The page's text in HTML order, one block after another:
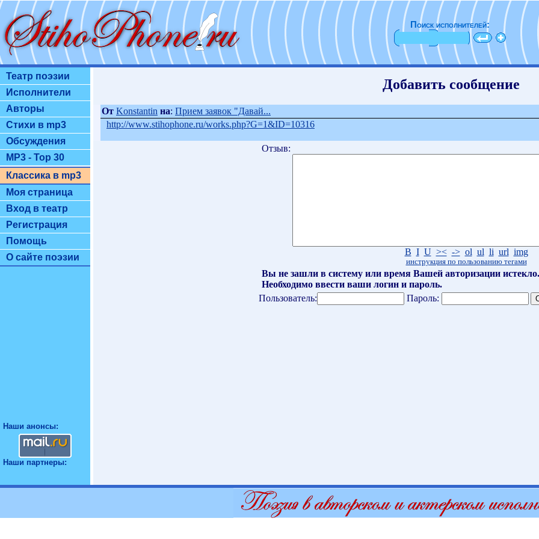
Поиск исполнителей:
Театр поэзии
Исполнители
Авторы
Стихи в mp3
Обсуждения
MP3 - Top 30
Классика в mp3
Моя страница
Вход в театр
Регистрация
Помощь
О сайте поэзии
Наши анонсы:
Наши партнеры:
Добавить сообщение
От Konstantin на: Прием заявок "Давай...
http://www.stihophone.ru/works.php?G=1&ID=10316
Отзыв:
B I U >< -> ol ul li url img
инструкция по пользованию тегами
Вы не зашли в систему или время Вашей авторизации истекло.
Необходимо ввести ваши логин и пароль.
Пользователь:
Пароль: